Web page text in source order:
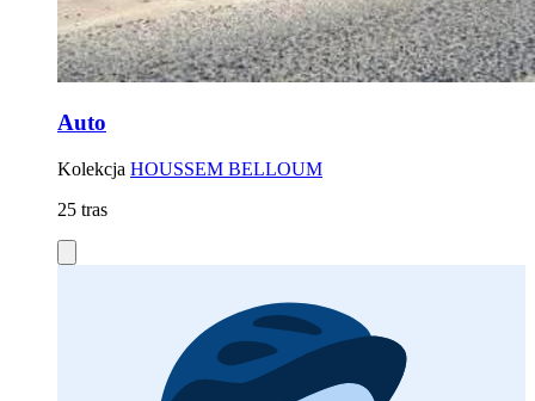
Auto
Kolekcja HOUSSEM BELLOUM
25 tras